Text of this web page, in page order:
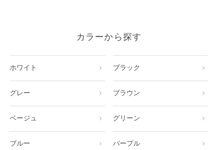
カラーから探す
ホワイト ブラック
グレー ブラウン
ベージュ グリーン
ブルー パープル